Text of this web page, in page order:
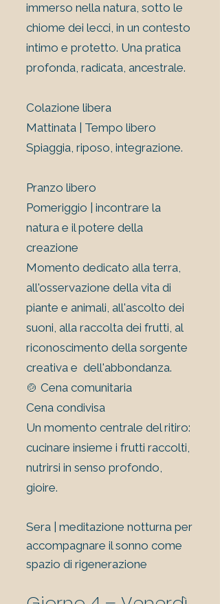
immerso nella natura, sotto le
chiome dei lecci, in un contesto
intimo e protetto. Una pratica
profonda, radicata, ancestrale.
Colazione libera
Mattinata | Tempo libero
Spiaggia, riposo, integrazione.
Pranzo libero
Pomeriggio | incontrare la
natura e il potere della
creazione
Momento dedicato alla terra,
all'osservazione della vita di
piante e animali, all'ascolto dei
suoni, alla raccolta dei frutti, al
riconoscimento della sorgente
creativa e dell'abbondanza.
🍲 Cena comunitaria
Cena condivisa
Un momento centrale del ritiro:
cucinare insieme i frutti raccolti,
nutrirsi in senso profondo,
gioire.
Sera | meditazione notturna per
accompagnare il sonno come
spazio di rigenerazione